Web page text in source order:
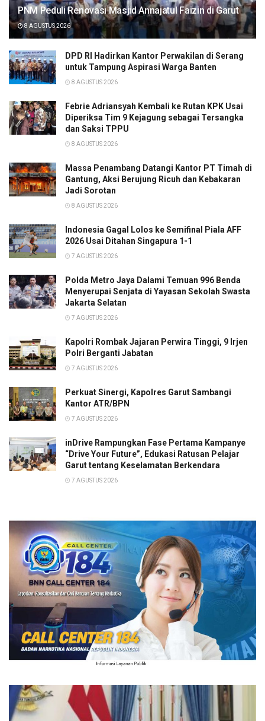
PNM Peduli Renovasi Masjid Annajatul Faizin di Garut
8 AGUSTUS 2026
DPD RI Hadirkan Kantor Perwakilan di Serang
untuk Tampung Aspirasi Warga Banten
8 AGUSTUS 2026
Febrie Adriansyah Kembali ke Rutan KPK Usai
Diperiksa Tim 9 Kejagung sebagai Tersangka
dan Saksi TPPU
8 AGUSTUS 2026
Massa Penambang Datangi Kantor PT Timah di
Gantung, Aksi Berujung Ricuh dan Kebakaran
Jadi Sorotan
8 AGUSTUS 2026
Indonesia Gagal Lolos ke Semifinal Piala AFF
2026 Usai Ditahan Singapura 1-1
7 AGUSTUS 2026
Polda Metro Jaya Dalami Temuan 996 Benda
Menyerupai Senjata di Yayasan Sekolah Swasta
Jakarta Selatan
7 AGUSTUS 2026
Kapolri Rombak Jajaran Perwira Tinggi, 9 Irjen
Polri Berganti Jabatan
7 AGUSTUS 2026
Perkuat Sinergi, Kapolres Garut Sambangi
Kantor ATR/BPN
7 AGUSTUS 2026
inDrive Rampungkan Fase Pertama Kampanye
“Drive Your Future”, Edukasi Ratusan Pelajar
Garut tentang Keselamatan Berkendara
7 AGUSTUS 2026